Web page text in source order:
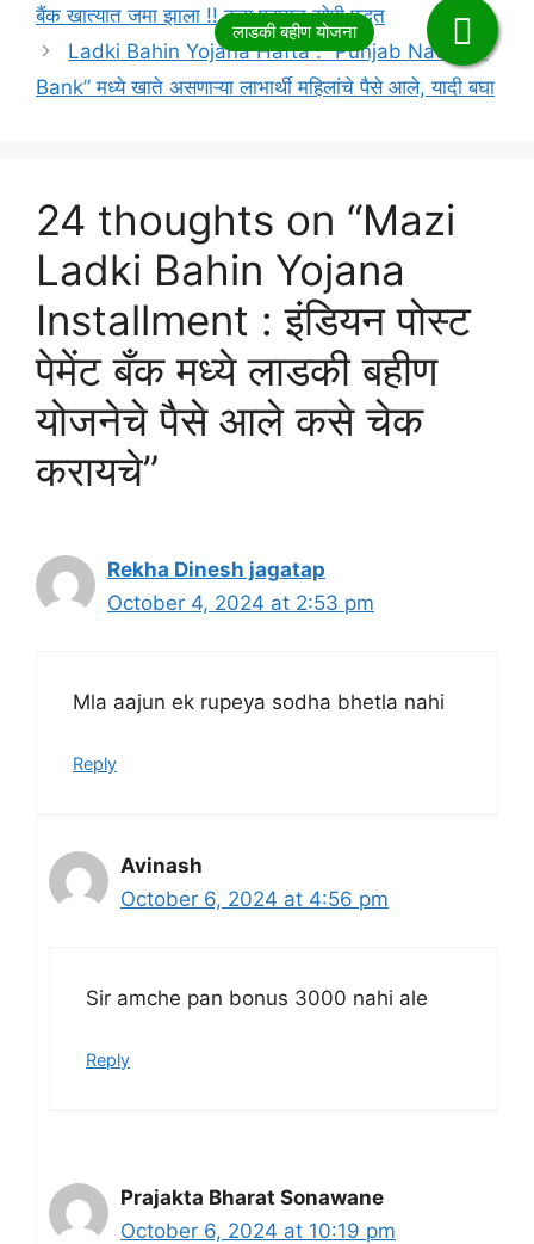
बैंक खात्यात जमा झाला !! कस पहायच सोपी पद्धत
Ladki Bahin Yojana Hafta : “Punjab National
Bank” मध्ये खाते असणाऱ्या लाभार्थी महिलांचे पैसे आले, यादी बघा
24 thoughts on “Mazi
Ladki Bahin Yojana
Installment : इंडियन पोस्ट
पेमेंट बँक मध्ये लाडकी बहीण
योजनेचे पैसे आले कसे चेक
करायचे”
Rekha Dinesh jagatap
October 4, 2024 at 2:53 pm
Mla aajun ek rupeya sodha bhetla nahi
Reply
Avinash
October 6, 2024 at 4:56 pm
Sir amche pan bonus 3000 nahi ale
Reply
Prajakta Bharat Sonawane
October 6, 2024 at 10:19 pm